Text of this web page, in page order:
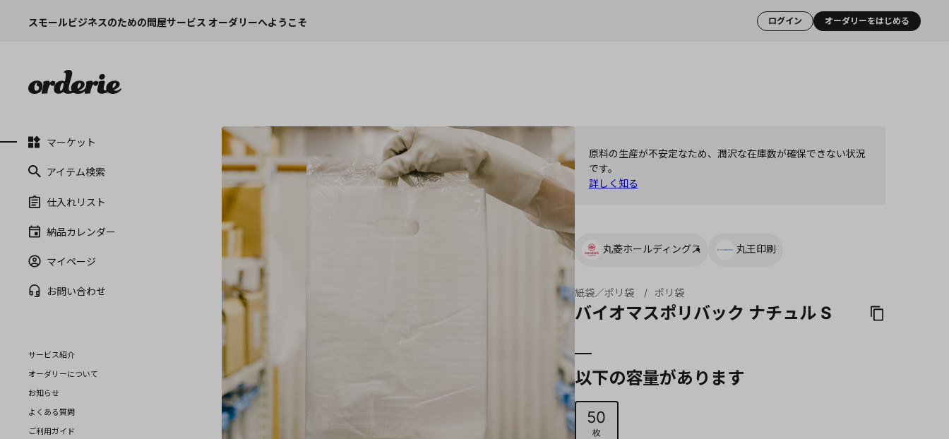
スモールビジネスのための問屋サービス オーダリーへようこそ ログイン オーダリーをはじめる
マーケット
アイテム検索
仕入れリスト
納品カレンダー
マイページ
お問い合わせ
サービス紹介
オーダリーについて
お知らせ
よくある質問
ご利用ガイド
原料の生産が不安定なため、潤沢な在庫数が確保できない状況
です。
詳しく知る
丸菱ホールディングス 丸王印刷
紙袋／ポリ袋 ポリ袋
バイオマスポリバック ナチュル S
以下の容量があります
50
枚